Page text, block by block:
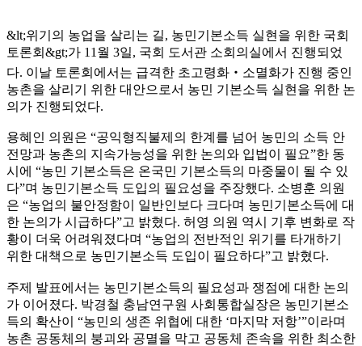
&lt;위기의 농업을 살리는 길, 농민기본소득 실현을 위한 국회
토론회 &gt;가 11 월 3일, 국회 도서관 소회의실에서 진행되었
다. 이날 토론회에서는 급격한 초고령화 ‧ 소멸화가 진행 중인
농촌을 살리기 위한 대안으로서 농민 기본소득 실현을 위한 논
의가 진행되었다.
용혜인 의원은 “공익형직불제의 한계를 넘어 농민의 소득 안
전망과 농촌의 지속가능성을 위한 논의와 입법이 필요”한 동
시에 “농민 기본소득은 온국민 기본소득의 마중물이 될 수 있
다”며 농민기본소득 도입의 필요성을 주장했다. 소병훈 의원
은 “농업의 불안정함이 일반인보다 크다며 농민기본소득에 대
한 논의가 시급하다”고 밝혔다. 허영 의원 역시 기후 변화로 작
황이 더욱 어려워졌다며 “농업의 전반적인 위기를 타개하기
위한 대책으로 농민기본소득 도입이 필요하다”고 밝혔다.
주제 발표에서는 농민기본소득의 필요성과 쟁점에 대한 논의
가 이어졌다. 박경철 충남연구원 사회통합실장은 농민기본소
득의 확산이 “농민의 생존 위협에 대한 ‘마지막 저항’”이라며
농촌 공동체의 붕괴와 공멸을 막고 공동체 존속을 위한 최소한